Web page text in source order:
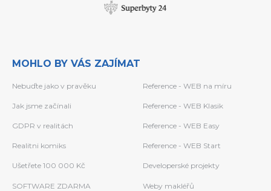
MOHLO BY VÁS ZAJÍMAT
Nebuďte jako v pravěku Reference - WEB na míru
Jak jsme začínali Reference - WEB Klasik
GDPR v realitách Reference - WEB Easy
Realitni komiks Reference - WEB Start
Ušetřete 100 000 Kč Developerské projekty
SOFTWARE ZDARMA Weby makléřů